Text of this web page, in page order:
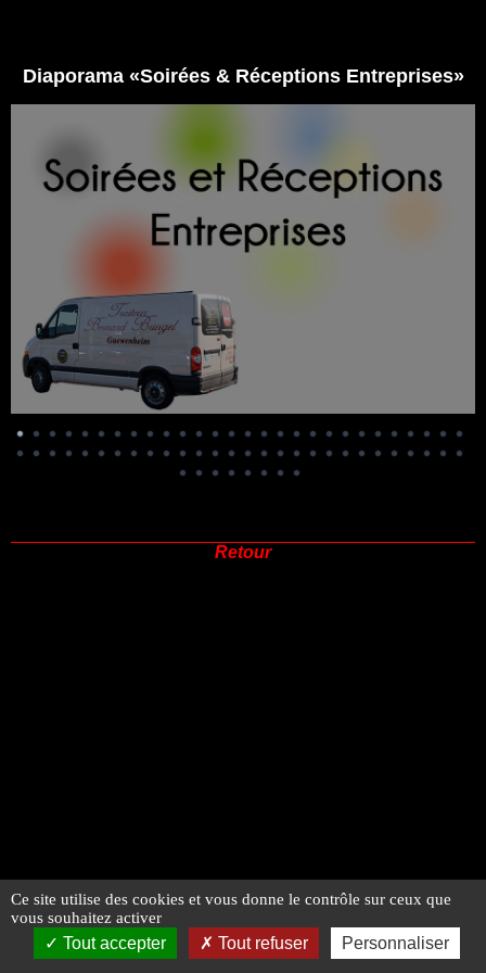
Diaporama «Soirées & Réceptions Entreprises»
Retour
Ce site utilise des cookies et vous donne le contrôle sur ceux que
vous souhaitez activer
Tout accepter Tout refuser Personnaliser